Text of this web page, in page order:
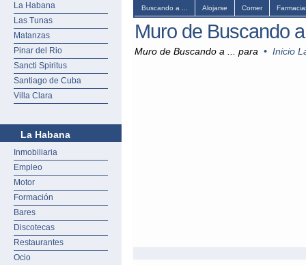
La Habana
Las Tunas
Matanzas
Pinar del Rio
Sancti Spiritus
Santiago de Cuba
Villa Clara
La Habana
Inmobiliaria
Empleo
Motor
Formación
Bares
Discotecas
Restaurantes
Ocio
Buscando a ... Alojarse Comer
Muro de Buscando
Muro de Buscando a ... para • Inicio